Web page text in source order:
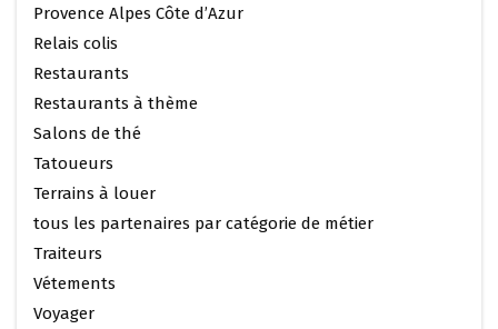
Provence Alpes Côte d’Azur
Relais colis
Restaurants
Restaurants à thème
Salons de thé
Tatoueurs
Terrains à louer
tous les partenaires par catégorie de métier
Traiteurs
Vétements
Voyager